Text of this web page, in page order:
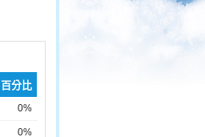
百分比
0%
0%